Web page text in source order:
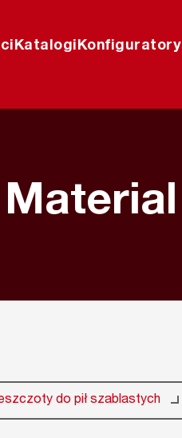
KatalogiKonfiguratory
do pił szablastych